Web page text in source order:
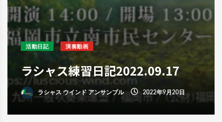
活動日記 演奏動画
ラシャス練習日記2022.09.17
ラシャス ウインド アンサンブル 2022年9月20日